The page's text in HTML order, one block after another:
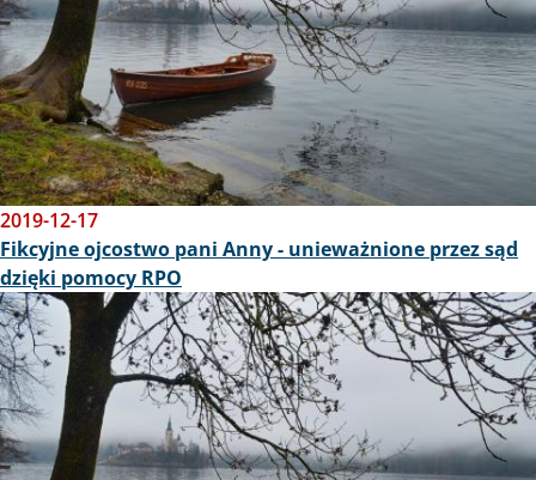
2019-12-17
Fikcyjne ojcostwo pani Anny - unieważnione przez sąd
dzięki pomocy RPO
Obraz